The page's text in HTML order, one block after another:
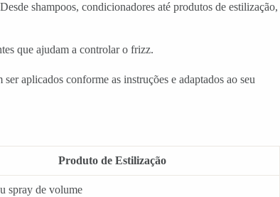
shampoos, condicionadores até produtos de estilização,
que ajudam a controlar o frizz.
aplicados conforme as instruções e adaptados ao seu
Produto de Estilização
spray de volume